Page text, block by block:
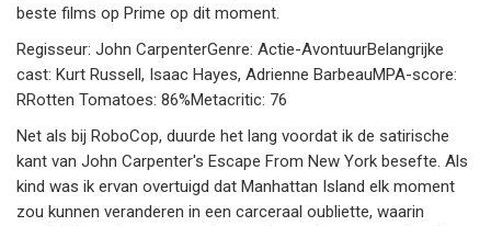
beste films op Prime op dit moment.
Regisseur: John CarpenterGenre: Actie-AvontuurBelangrijke
cast: Kurt Russell, Isaac Hayes, Adrienne BarbeauMPA-score:
RRotten Tomatoes: 86%Metacritic: 76
Net als bij RoboCop, duurde het lang voordat ik de satirische
kant van John Carpenter's Escape From New York besefte. Als
kind was ik ervan overtuigd dat Manhattan Island elk moment
zou kunnen veranderen in een carceraal oubliette, waarin